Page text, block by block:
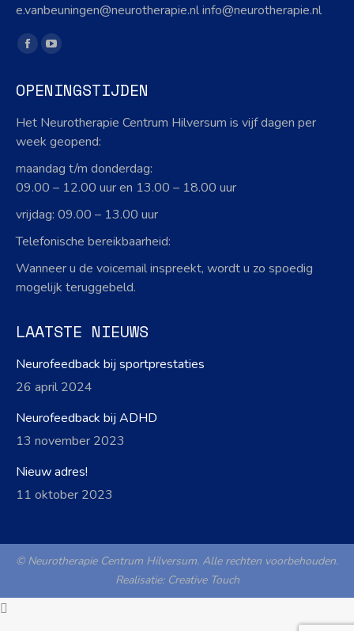
e.vanbeuningen@neurotherapie.nl info@neurotherapie.nl
Vind ons op:
Facebook
opens
in
new
YouTube
opens
new
OPENINGSTIJDEN
Het Neurotherapie Centrum Hilversum is vijf dagen per
week geopend:
maandag t/m donderdag:
09.00 – 12.00 uur en 13.00 – 18.00 uur
vrijdag: 09.00 – 13.00 uur
Telefonische bereikbaarheid:
Wanneer u de voicemail inspreekt, wordt u zo spoedig
mogelijk teruggebeld.
LAATSTE NIEUWS
Neurofeedback bij sportprestaties
26 april 2024
Neurofeedback bij ADHD
13 november 2023
Nieuw adres!
11 oktober 2023
© Neurotherapie Centrum Hilversum. Alle rechten voorbehouden.
Realisatie: Creative Touch